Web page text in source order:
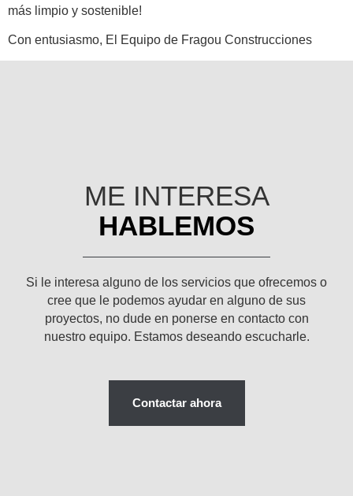
más limpio y sostenible!
Con entusiasmo, El Equipo de Fragou Construcciones
ME INTERESA
HABLEMOS
Si le interesa alguno de los servicios que ofrecemos o
cree que le podemos ayudar en alguno de sus
proyectos, no dude en ponerse en contacto con
nuestro equipo. Estamos deseando escucharle.
Contactar ahora